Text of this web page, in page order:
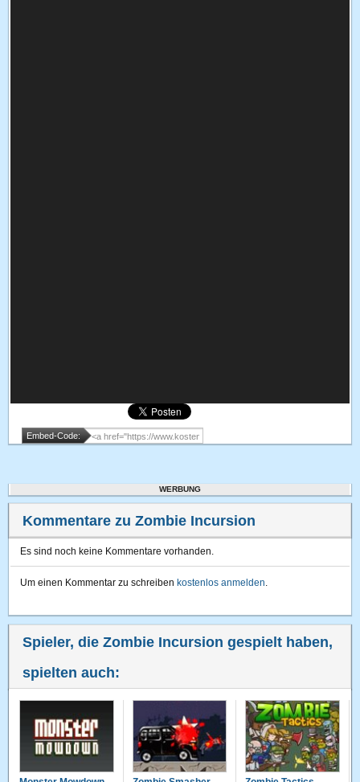
Embed-Code:
WERBUNG
Kommentare zu Zombie Incursion
Es sind noch keine Kommentare vorhanden.
Um einen Kommentar zu schreiben kostenlos anmelden.
Spieler, die Zombie Incursion gespielt haben,
spielten auch: